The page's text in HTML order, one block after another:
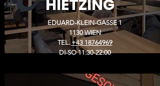
EDUARD-KLEIN-GASSE 1
1130 WIEN
TEL.+43 18764969
DI-SO 11:30-22:00
HIETZING